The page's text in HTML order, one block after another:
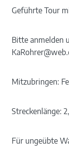
Geführte Tour
Bitte anmelden
Mitzubringen:
Streckenlänge:
Für ungeübte